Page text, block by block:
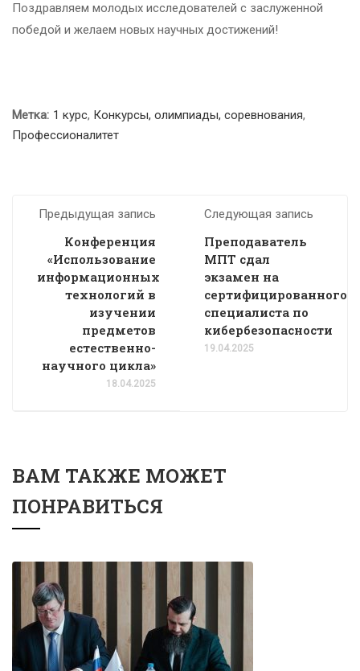
Поздравляем молодых исследователей с заслуженной
победой и желаем новых научных достижений!
Метка: 1 курс, Конкурсы, олимпиады, соревнования,
Профессионалитет
Предыдущая запись
Конференция
«Использование
информационных
технологий в
изучении
предметов
естественно-
научного цикла»
18.04.2025
Следующая запись
Преподаватель
МПТ сдал
экзамен на
сертифицированного
специалиста по
кибербезопасности
19.04.2025
ВАМ ТАКЖЕ МОЖЕТ
ПОНРАВИТЬСЯ